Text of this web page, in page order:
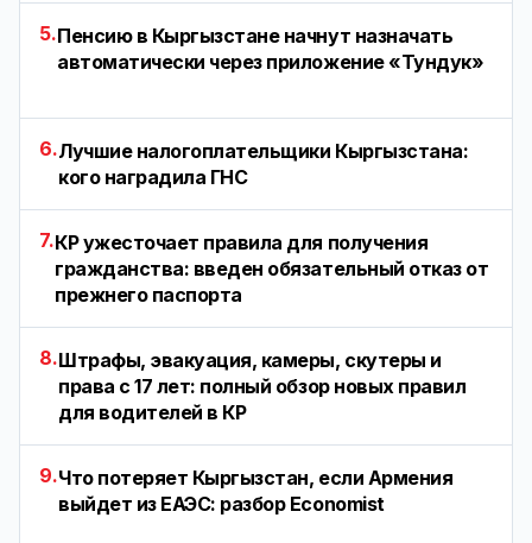
5.Пенсию в Кыргызстане начнут назначать
автоматически через приложение «Тундук»
6.Лучшие налогоплательщики Кыргызстана:
кого наградила ГНС
7.КР ужесточает правила для получения
гражданства: введен обязательный отказ от
прежнего паспорта
8.Штрафы, эвакуация, камеры, скутеры и
права с 17 лет: полный обзор новых правил
для водителей в КР
9.Что потеряет Кыргызстан, если Армения
выйдет из ЕАЭС: разбор Economist